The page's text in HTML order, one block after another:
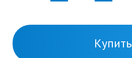
Купить